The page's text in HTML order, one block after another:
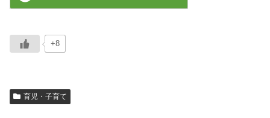
+8
育児・子育て